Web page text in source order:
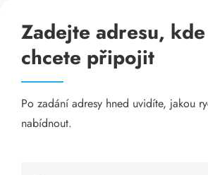
Připojení k internetu
Odkazy
Katalog A-seznam.cz
Zadejte adresu,
chcete připojit
Po zadání adresy hned uvidíte, jakou
nabídnout.